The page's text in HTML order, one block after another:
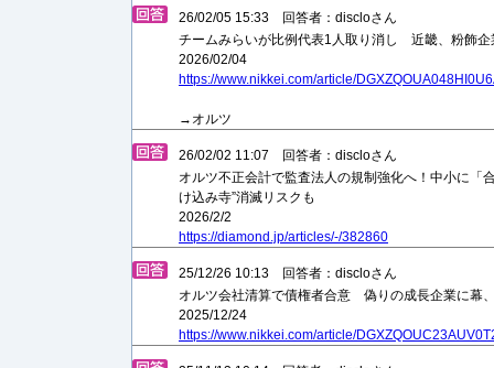
26/02/05 15:33 回答者：discloさん
チームみらいが比例代表1人取り消し 近畿、粉飾企
2026/02/04
https://www.nikkei.com/article/
→オルツ
26/02/02 11:07 回答者：discloさん
オルツ不正会計で監査法人の規制強化へ！中小に「
け込み寺”消滅リスクも
2026/2/2
https://diamond.jp/articles/-/382860
25/12/26 10:13 回答者：discloさん
オルツ会社清算で債権者合意 偽りの成長企業に幕
2025/12/24
https://www.nikkei.com/article/